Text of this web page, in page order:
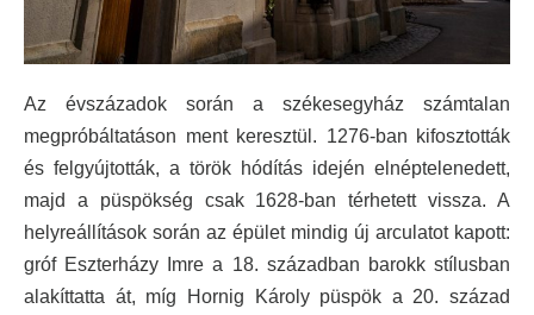
Az évszázadok során a székesegyház számtalan
megpróbáltatáson ment keresztül. 1276-ban kifosztották
és felgyújtották, a török hódítás idején elnéptelenedett,
majd a püspökség csak 1628-ban térhetett vissza. A
helyreállítások során az épület mindig új arculatot kapott:
gróf Eszterházy Imre a 18. században barokk stílusban
alakíttatta át, míg Hornig Károly püspök a 20. század